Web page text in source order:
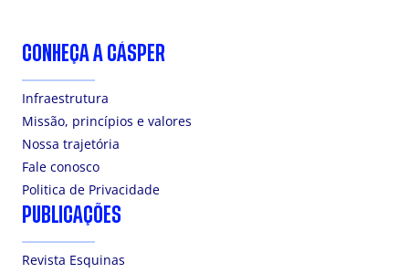
CONHEÇA A CÁSPER
Infraestrutura
Missão, princípios e valores
Nossa trajetória
Fale conosco
Politica de Privacidade
PUBLICAÇÕES
Revista Esquinas